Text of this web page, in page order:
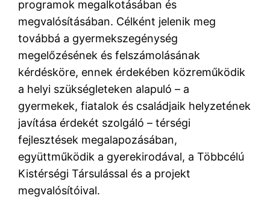
programok megalkotásában és
megvalósításában. Célként jelenik meg
továbbá a gyermekszegénység
megelőzésének és felszámolásának
kérdésköre, ennek érdekében közreműködik
a helyi szükségleteken alapuló – a
gyermekek, fiatalok és családjaik helyzetének
javítása érdekét szolgáló – térségi
fejlesztések megalapozásában,
együttműködik a gyerekirodával, a Többcélú
Kistérségi Társulással és a projekt
megvalósítóival.